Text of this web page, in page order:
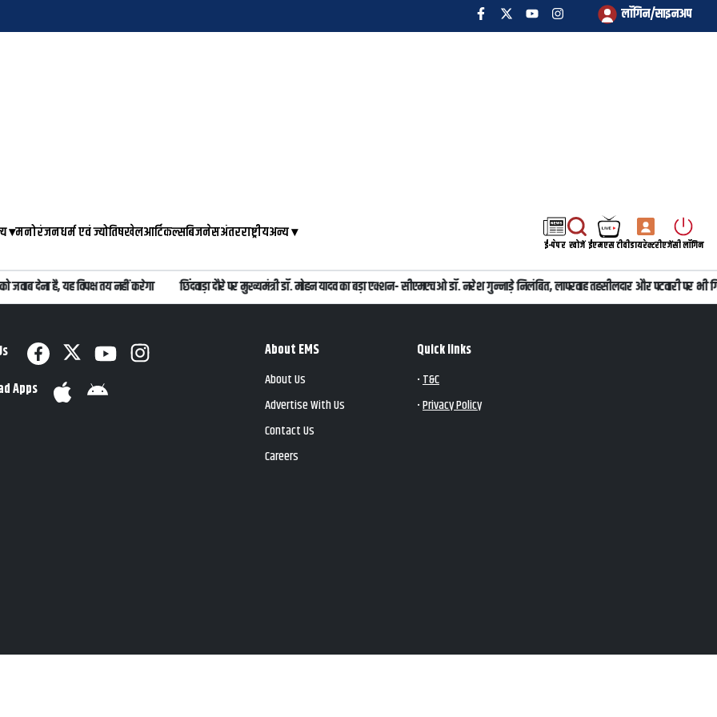
लॉगिन/साइनअप
▾मनोरंजनधर्म एवं ज्योतिषखेलआर्टिकल्सबिजनेसअंतरराष्ट्रीयअन्य▾
ई-पेपर खोजें ईएमएस टीवीडायरेक्टरीएजेंसी लॉगिन
जवाब देना है, यह विपक्ष तय नहीं करेगा छिंदवाड़ा दौरे पर मुख्यमंत्री डॉ. मोहन यादव का बड़ा एक्शन- सीएमएचओ डॉ. नरेश गुन्नाड़े निलंबित, लापरवाह तहसीलदार और पटवारी पर भी
Apps
About EMS
About Us
Advertise With Us
Contact Us
Careers
Quick links
•T&C
•Privacy Policy